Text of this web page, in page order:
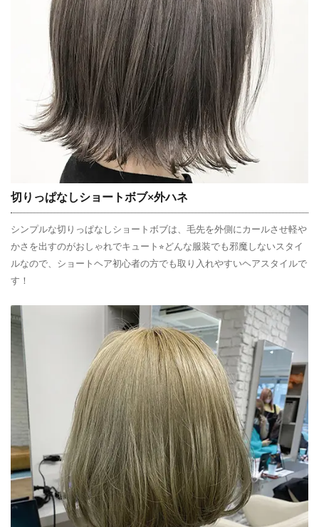
切りっぱなしショートボブ×外ハネ
シンプルな切りっぱなしショートボブは、毛先を外側にカールさせ軽や
かさを出すのがおしゃれでキュート⭐︎どんな服装でも邪魔しないスタイ
ルなので、ショートヘア初心者の方でも取り入れやすいヘアスタイルで
す！